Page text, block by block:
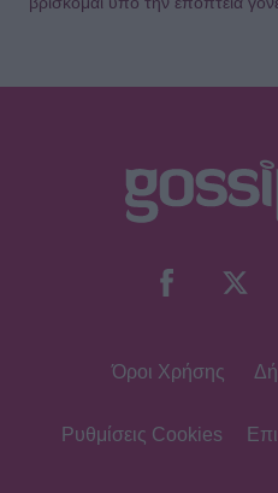
MEDIA
Βανέσα Αδαμοπούλου: «Η
δολοφόνος! Το νυφικό με το
Όροι Χρήσης
Ρυθμίσεις Cookies